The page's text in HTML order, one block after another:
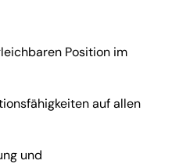
Position im
auf allen
und